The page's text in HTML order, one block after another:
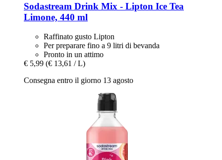
Sodastream Drink Mix -​ Lipton Ice Tea
Limone, 440 ml
Raffinato gusto Lipton
Per preparare fino a 9 litri di bevanda
Pronto in un attimo
€ 5,99 (€ 13,61 / L)
Consegna entro il giorno 13 agosto